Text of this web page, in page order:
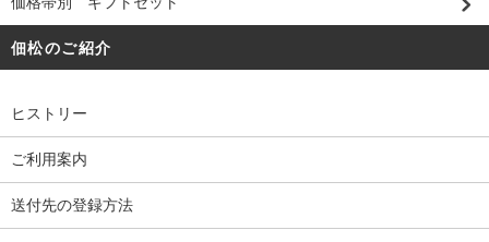
佃松のご紹介
ヒストリー
ご利用案内
送付先の登録方法